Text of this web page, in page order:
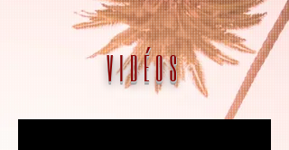
VIDÉOS